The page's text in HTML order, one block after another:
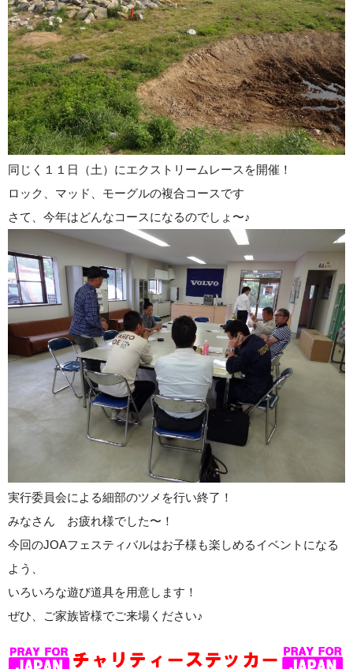
同じく１１日（土）にエクストリームレースを開催！
ロック、マッド、モーグルの複合コースです
さて、今年はどんなコースになるのでしょ〜♪
実行委員会による細部のツメを行い終了！
みなさん お疲れ様でした〜！
今回のJOAフェスティバルはお子様も楽しめるイベントになる
よう、
いろいろな遊び道具を用意します！
ぜひ、ご家族皆様でご来場ください♪